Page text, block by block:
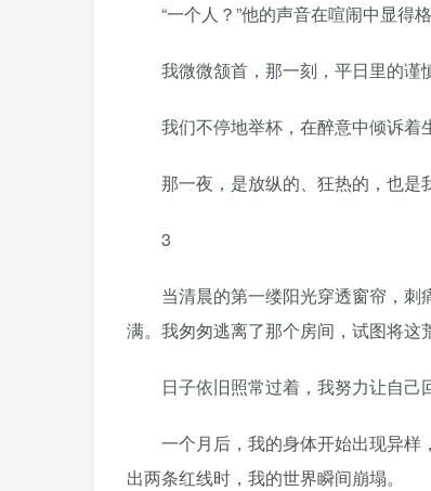
“一个人？”他的声音在喧闹中显得格
我微微颔首，那一刻，平日里的谨
我们不停地举杯，在醉意中倾诉着
那一夜，是放纵的、狂热的，也是我
3
当清晨的第一缕阳光穿透窗帘，刺
满。我匆匆逃离了那个房间，试图将这
日子依旧照常过着，我努力让自己回
一个月后，我的身体开始出现异样
出两条红线时，我的世界瞬间崩塌。